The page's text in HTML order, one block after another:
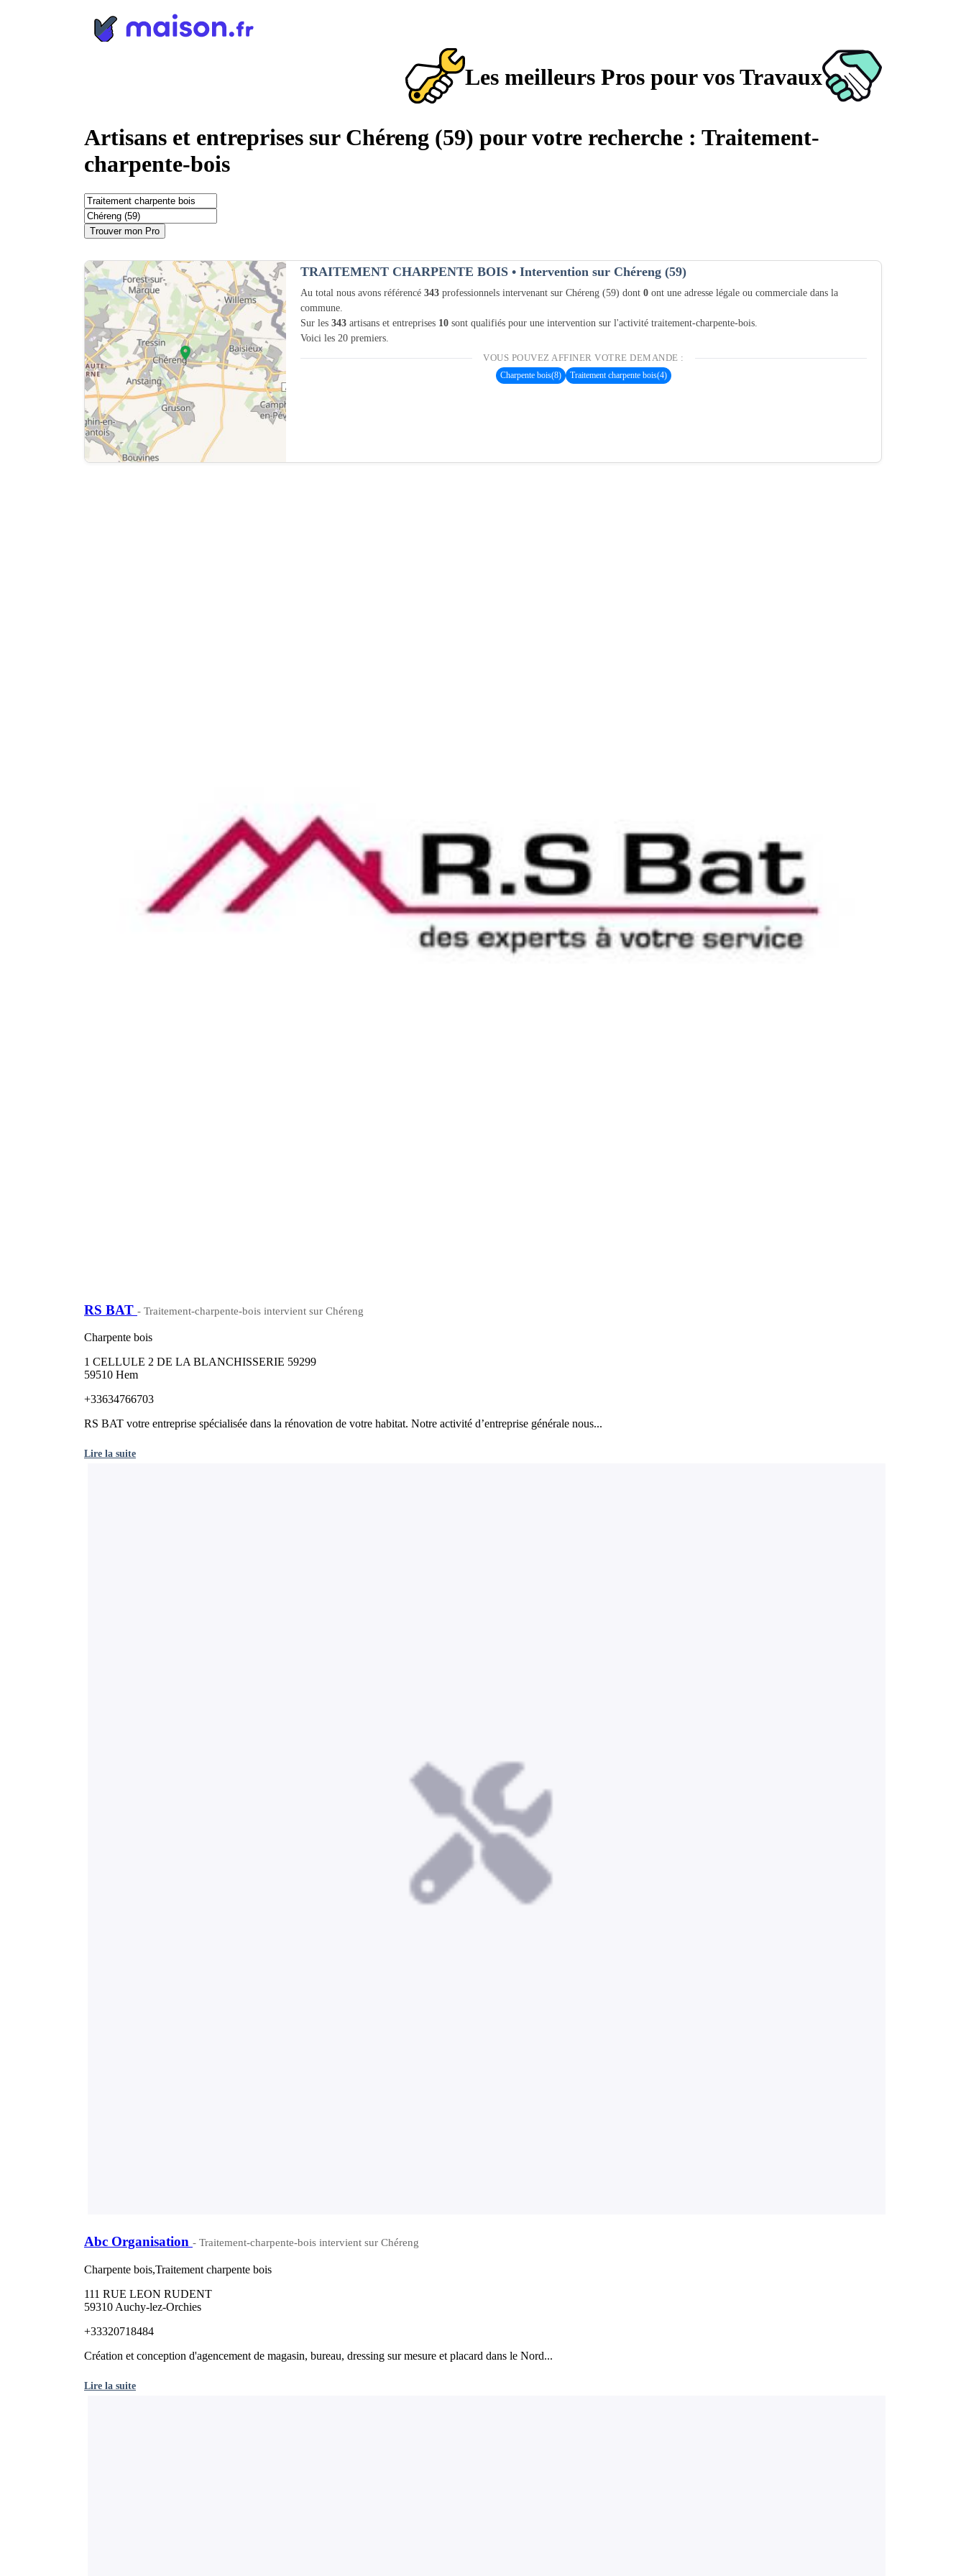
Les meilleurs Pros pour vos Travaux
Artisans et entreprises sur Chéreng (59) pour votre recherche : Traitement-
charpente-bois
Trouver mon Pro
TRAITEMENT CHARPENTE BOIS • Intervention sur Chéreng (59)
Au total nous avons référencé 343 professionnels intervenant sur Chéreng (59) dont 0 ont une adresse légale ou commerciale dans la
commune.
Sur les 343 artisans et entreprises 10 sont qualifiés pour une intervention sur l'activité traitement-charpente-bois.
Voici les 20 premiers.
VOUS POUVEZ AFFINER VOTRE DEMANDE :
Charpente bois(8) Traitement charpente bois(4)
RS BAT - Traitement-charpente-bois intervient sur Chéreng
Charpente bois
1 CELLULE 2 DE LA BLANCHISSERIE 59299
59510 Hem
+33634766703
RS BAT votre entreprise spécialisée dans la rénovation de votre habitat. Notre activité d’entreprise générale nous...
Lire la suite
Abc Organisation - Traitement-charpente-bois intervient sur Chéreng
Charpente bois,Traitement charpente bois
111 RUE LEON RUDENT
59310 Auchy-lez-Orchies
+33320718484
Création et conception d'agencement de magasin, bureau, dressing sur mesure et placard dans le Nord...
Lire la suite